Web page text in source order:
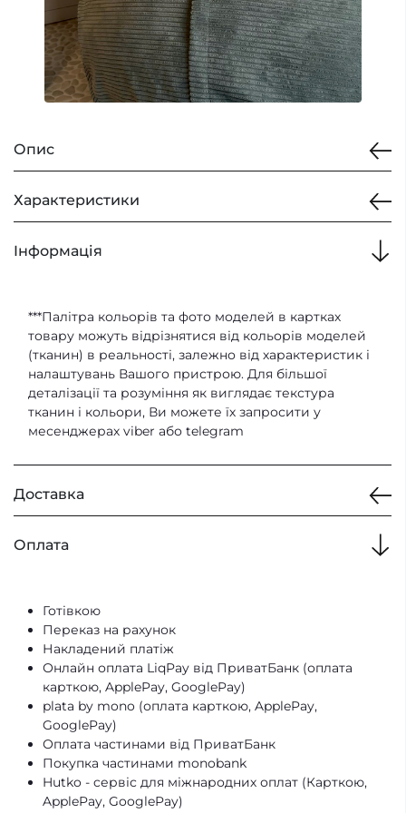
Опис
Безкаркасне крісло в
кімнату
каркасом на користь м'яких пуфів.
Універсальні безкаркасні крісла пуфи Hmara
від компанії Sita мають ряд переваг перед
іншими схожими крісло мішками. По-
перше —завдяки змінним чохлам
безкаркасні крісла ідеально інтегруються в
вони стануть доповненням в будь-якій
кімнаті.По-друге—вони не важкі тому,
прикладаючи мінімально зусиль їх можна
безкаркасне крісло пуф можна
використовувати як для однієї людини так і
для двох у вигляді двомісного безкаркасного
дивану.
М'який крісло-мішок пуф у
вітальню. Популярність та
Характеристики
Розмір
Діаметр: 145 см /
Висота: 85 см
ТКАНИНИ
Тканини Paul
Iнформація
***Палітра кольорів та фото моделей в картках
товару можуть відрізнятися від кольорів моделей
(тканин) в реальності, залежно від характеристик і
налаштувань Вашого пристрою. Для більшої
деталізації та розуміння як виглядає текстура
тканин і кольори, Ви можете їх запросити у
месенджерах viber або telegram
Доставка
Nova Post Europa
DHL
Оплата
Готівкою
Переказ на рахунок
Накладений платіж
Онлайн оплата LiqPay від ПриватБанк (оплата
карткою, ApplePay, GooglePay)
plata by mono (оплата карткою, ApplePay,
GooglePay)
Оплата частинами від ПриватБанк
Покупка частинами monobank
Hutko - cервіс для міжнародних оплат (Карткою,
ApplePay, GooglePay)